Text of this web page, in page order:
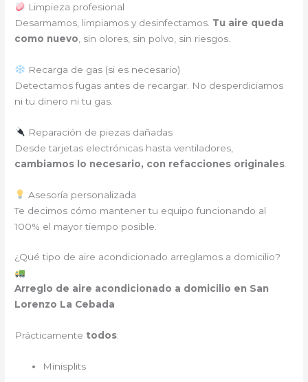
Limpieza profesional
Desarmamos, limpiamos y desinfectamos. Tu aire queda
como nuevo , sin olores, sin polvo, sin riesgos.
Recarga de gas (si es necesario)
Detectamos fugas antes de recargar. No desperdiciamos
ni tu dinero ni tu gas.
Reparación de piezas dañadas
Desde tarjetas electrónicas hasta ventiladores,
cambiamos lo necesario, con refacciones originales
Asesoría personalizada
Te decimos cómo mantener tu equipo funcionando al
100% el mayor tiempo posible.
¿Qué tipo de aire acondicionado arreglamos a domicilio?
Arreglo de aire acondicionado a domicilio en San
Lorenzo La Cebada
Prácticamente todos:
Minisplits